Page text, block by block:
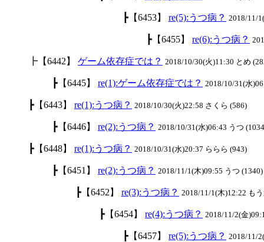
┣【6453】 re(5):うつ病？ 2018/11/
┣【6455】 re(6):うつ病？
┣【6442】 ゲーム依存症では？ 2018/10/30(火)11:30 とめ
┣【6445】 re(1):ゲーム依存症では？ 2018/10/31(水
┣【6443】 re(1):うつ病？ 2018/10/30(火)22:58 さくら (586)
┣【6446】 re(2):うつ病？ 2018/10/31(水)06:43 うつ
┣【6448】 re(1):うつ病？ 2018/10/31(水)20:37 ららら (943)
┣【6451】 re(2):うつ病？ 2018/11/1(木)09:55 うつ (1340)
┣【6452】 re(3):うつ病？ 2018/11/1(木)12:22 も
┣【6454】 re(4):うつ病？ 2018/11/2(金
┣【6457】 re(5):うつ病？ 2018/11/